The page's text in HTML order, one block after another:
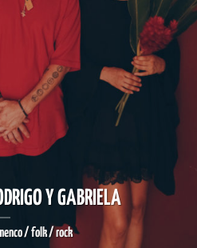
Y GABRIELA
/ folk / rock